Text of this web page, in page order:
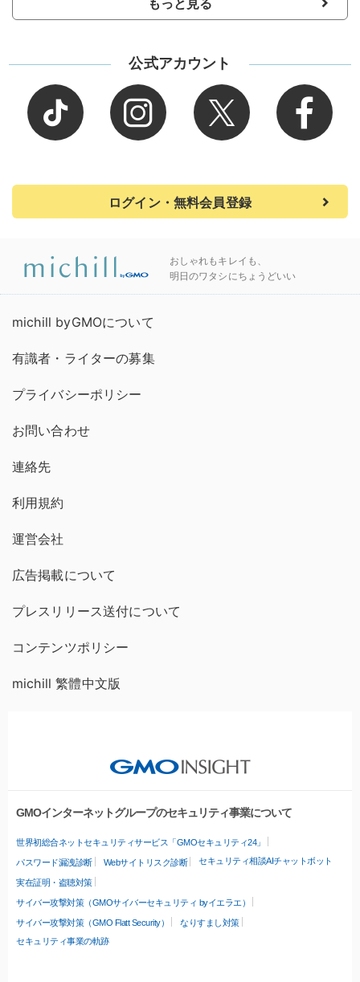
公式アカウント
ログイン・無料会員登録
おしゃれもキレイも、
明日のワタシにちょうどいい
michill byGMOについて
有識者・ライターの募集
プライバシーポリシー
お問い合わせ
連絡先
利用規約
運営会社
広告掲載について
プレスリリース送付について
コンテンツポリシー
michill 繁體中文版
GMOインターネットグループのセキュリティ事業について
世界初総合ネットセキュリティサービス「GMOセキュリティ24」
パスワード漏洩診断 Webサイトリスク診断 セキュリティ相談AIチャットボット
実在証明・盗聴対策
サイバー攻撃対策（GMOサイバーセキュリティ byイエラエ）
サイバー攻撃対策（GMO Flatt Security）
なりすまし対策
セキュリティ事業の軌跡